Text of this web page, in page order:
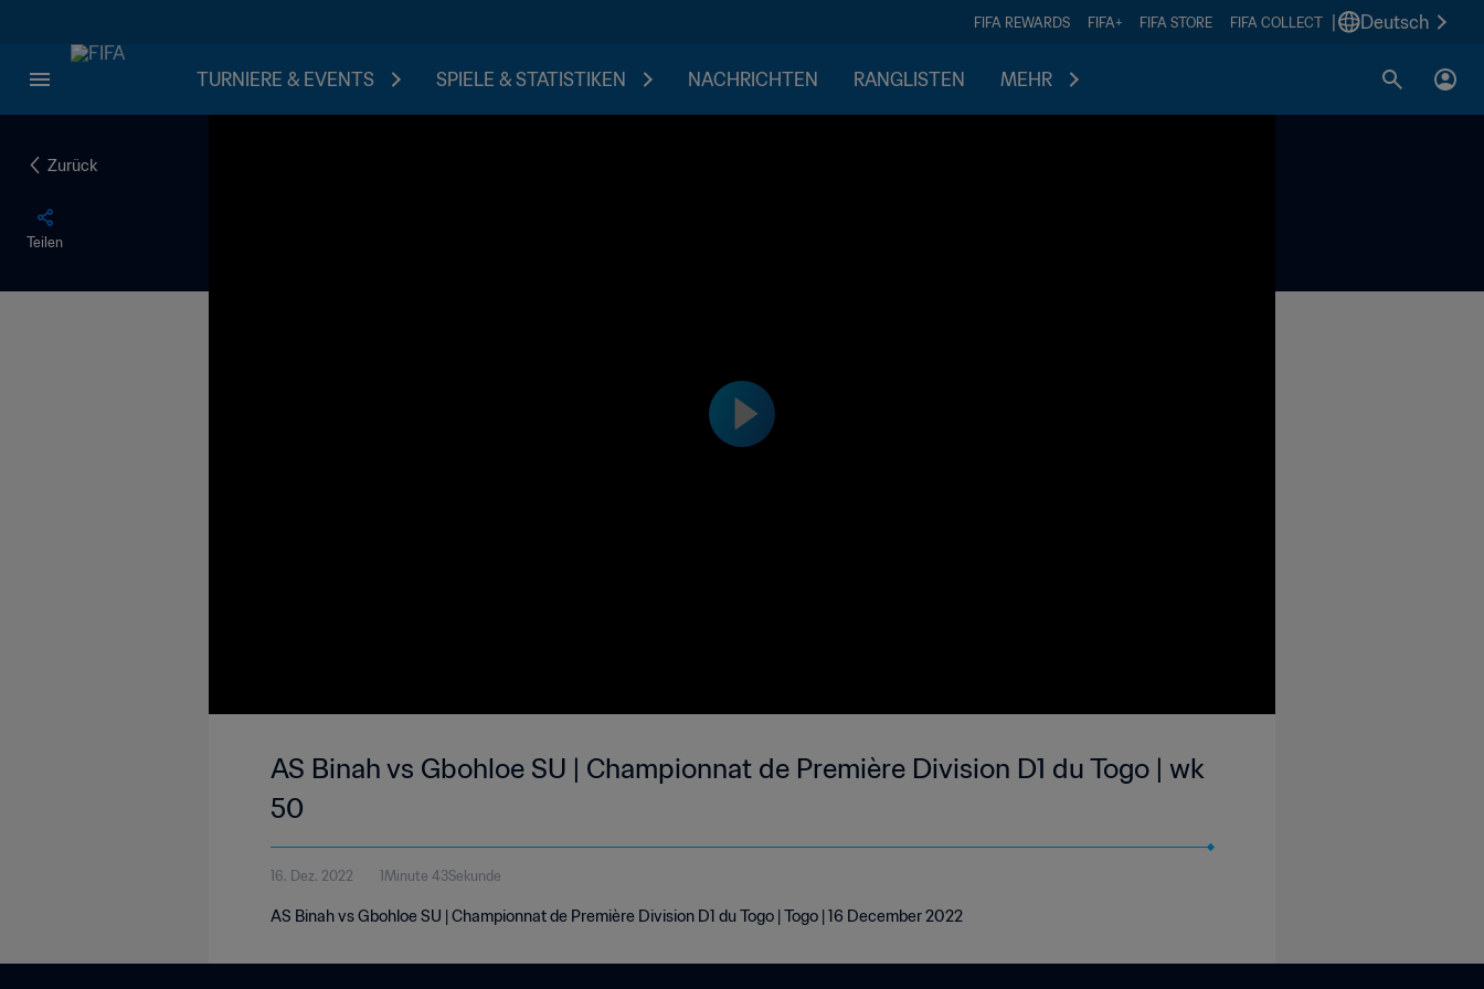
FIFA REWARDS FIFA+ FIFA STORE FIFA COLLECT Deutsch
TURNIERE & EVENTS SPIELE & STATISTIKEN NACHRICHTEN RANGLISTEN MEHR
Zurück
Teilen
AS Binah vs Gbohloe SU | Championnat de Première Division D1 du Togo | wk
50
16. Dez. 2022 1Minute 43Sekunde
AS Binah vs Gbohloe SU | Championnat de Première Division D1 du Togo | Togo | 16 December 2022